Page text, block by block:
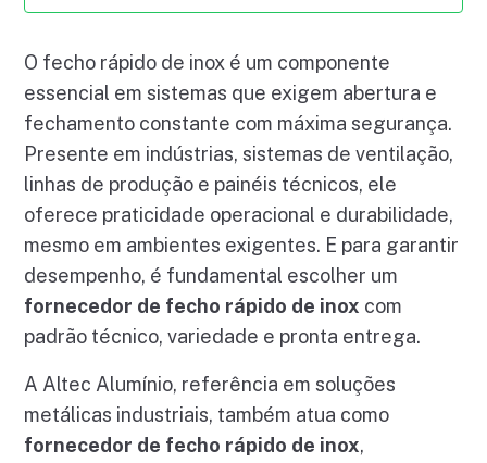
O fecho rápido de inox é um componente
essencial em sistemas que exigem abertura e
fechamento constante com máxima segurança.
Presente em indústrias, sistemas de ventilação,
linhas de produção e painéis técnicos, ele
oferece praticidade operacional e durabilidade,
mesmo em ambientes exigentes. E para garantir
desempenho, é fundamental escolher um
fornecedor de fecho rápido de inox com
padrão técnico, variedade e pronta entrega.
A Altec Alumínio, referência em soluções
metálicas industriais, também atua como
fornecedor de fecho rápido de inox,